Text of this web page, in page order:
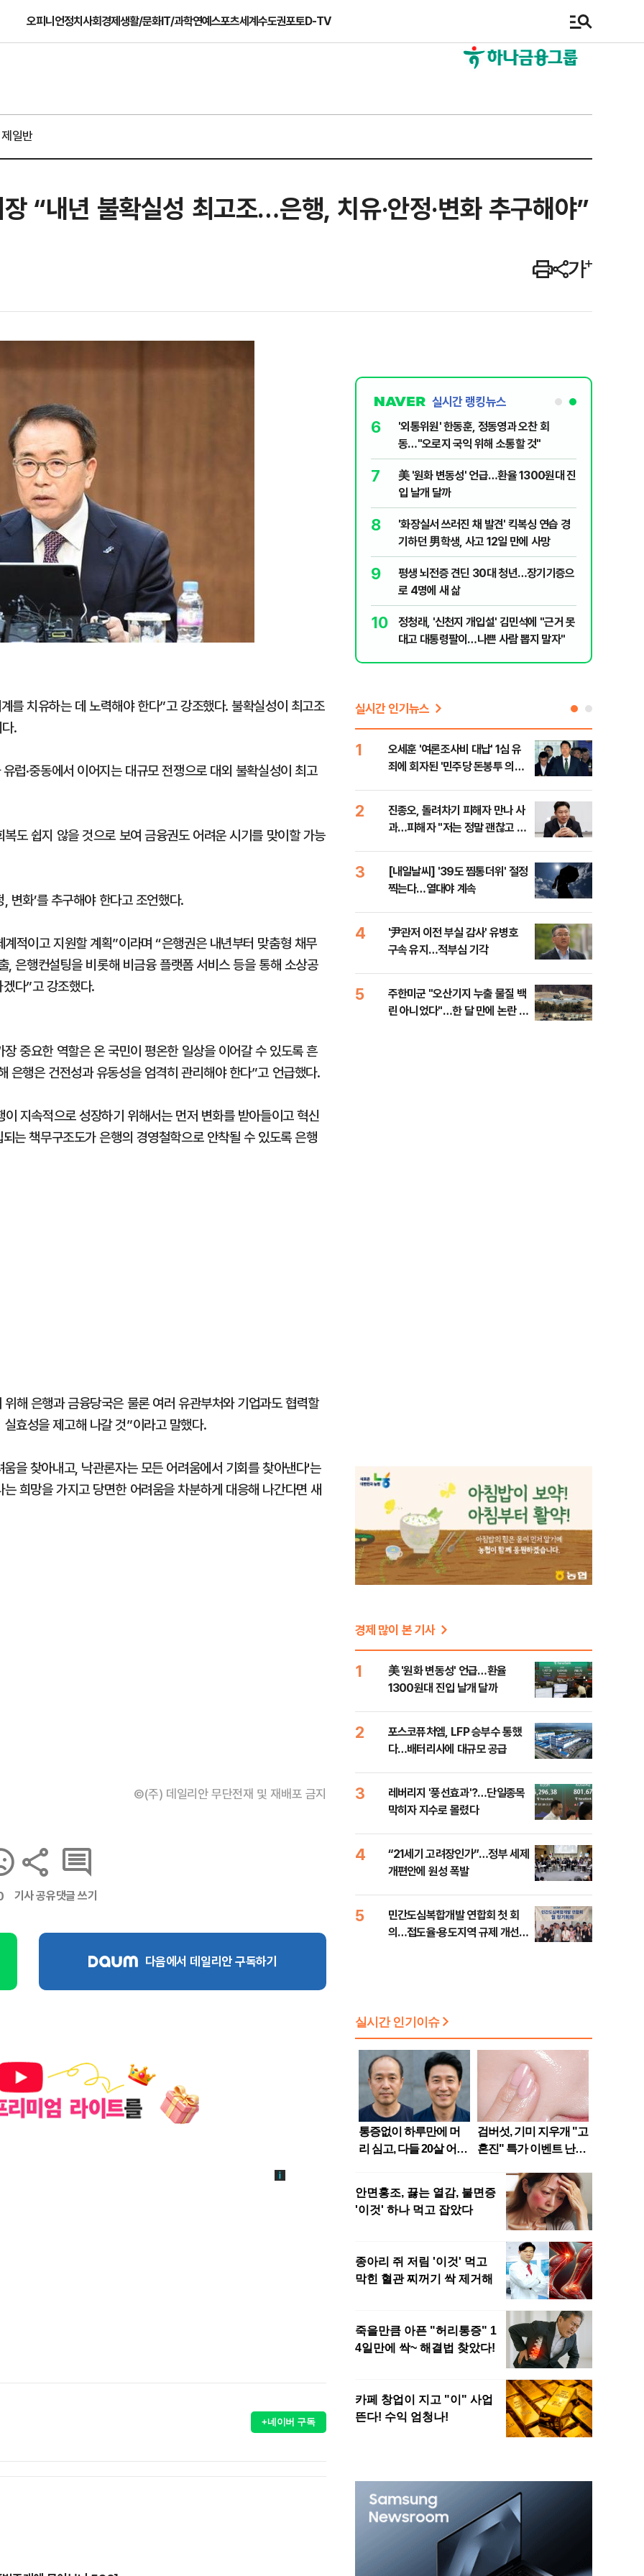
오피니언정치사회경제생활/문화IT/과학연예스포츠세계수도권포토D-TV
일반
“내년 불확실성 최고조…은행, 치유·안정·변화 추구해야”
를 치유하는 데 노력해야 한다”고 강조했다. 불확실성이 최고조
.
럽·중동에서 이어지는 대규모 전쟁으로 대외 불확실성이 최고
도 쉽지 않을 것으로 보여 금융권도 어려운 시기를 맞이할 가능
변화’를 추구해야 한다고 조언했다.
적이고 지원할 계획”이라며 “은행권은 내년부터 맞춤형 채무
, 은행컨설팅을 비롯해 비금융 플랫폼 서비스 등을 통해 소상공
다”고 강조했다.
중요한 역할은 온 국민이 평온한 일상을 이어갈 수 있도록 흔
은행은 건전성과 유동성을 엄격히 관리해야 한다”고 언급했다.
지속적으로 성장하기 위해서는 먼저 변화를 받아들이고 혁신
는 책무구조도가 은행의 경영철학으로 안착될 수 있도록 은행
해 은행과 금융당국은 물론 여러 유관부처와 기업과도 협력할
효성을 제고해 나갈 것”이라고 말했다.
을 찾아내고, 낙관론자는 모든 어려움에서 기회를 찾아낸다'는
희망을 가지고 당면한 어려움을 차분하게 대응해 나간다면 새
©(주) 데일리안 무단전재 및 재배포 금지
기사 공유댓글 쓰기
다음에서 데일리안 구독하기
+네이버 구독
실시간 랭킹뉴스
4
된 '민주당 돈봉투 의혹'…왜?
5
[내일날씨] '39도 찜통더위' 절정 찍는
다…열대야 계속
6
'외통위원' 한동훈, 정동영과 오찬 회
동…"오로지 국익 위해 소통할 것"
7
美 '원화 변동성' 언급…환율 1300원대 진
입 날개 달까
8
'화장실서 쓰러진 채 발견' 킥복싱 연습 경
기하던 男학생, 사고 12일 만에 사망
9
평생 뇌전증 견딘 30대 청년…장기기증으
로 4명에 새 삶
10
정청래, '신천지 개입설' 김민석에 "근거 못
대고 대통령팔이…나쁜 사람 뽑지 말자"
실시간 인기뉴스
1
오세훈 '여론조사비 대납' 1심 유
죄에 회자된 '민주당 돈봉투 의
2
진종오, 돌려차기 피해자 만나 사
과…피해자 "저는 정말 괜찮고 징
3
[내일날씨] '39도 찜통더위' 절정
찍는다…열대야 계속
4
'尹관저 이전 부실 감사' 유병호
구속 유지…적부심 기각
5
주한미군 "오산기지 누출 물질 백
린 아니었다"…한 달 만에 논란 진
경제 많이 본 기사
1
美 '원화 변동성' 언급…환율
1300원대 진입 날개 달까
2
포스코퓨처엠, LFP 승부수 통했
다…배터리사에 대규모 공급
3
레버리지 '풍선효과'?…단일종목
막히자 지수로 몰렸다
4
“21세기 고려장인가”…정부 세제
개편안에 원성 폭발
5
민간도심복합개발 연합회 첫 회
의…접도율·용도지역 규제 개선